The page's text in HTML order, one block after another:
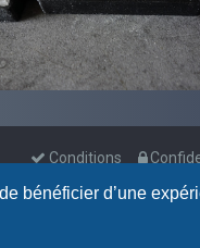
bénéficier d’une
Conditions